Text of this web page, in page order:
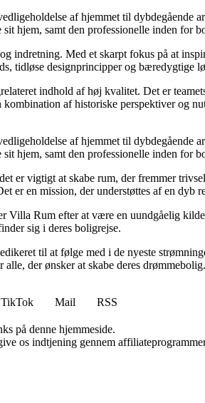
af hjemmet til dybdegående
hjem, samt den professionelle inden for
indretning. Med et skarpt fokus på at
tidløse designprincipper og bæredygtige
indhold af høj kvalitet. Det er
af historiske perspektiver og
af hjemmet til dybdegående
hjem, samt den professionelle inden for
er vigtigt at skabe rum, der fremmer
er en mission, der understøttes af en
Villa Rum efter at være en uundgåelig
sig i deres boligrejse.
til at følge med i de nyeste
der ønsker at skabe deres drømmebolig.
TikTok Mail
RSS
på denne hjemmeside.
os indtjening gennem